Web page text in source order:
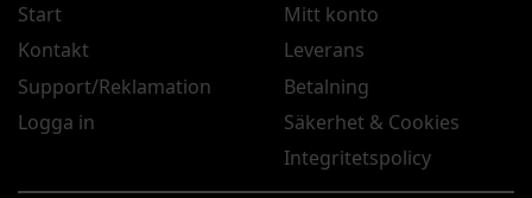
Start
Kontakt
Support/Reklamation
Logga in
Mitt konto
Leverans
Betalning
Säkerhet & Cookies
Integritetspolicy